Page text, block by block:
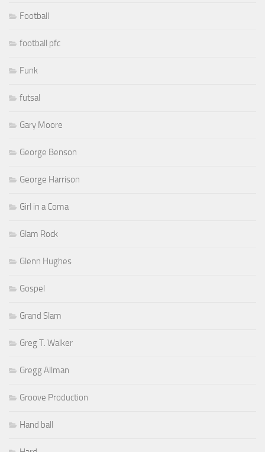
Football
football pfc
Funk
futsal
Gary Moore
George Benson
George Harrison
Girl in a Coma
Glam Rock
Glenn Hughes
Gospel
Grand Slam
Greg T. Walker
Gregg Allman
Groove Production
Hand ball